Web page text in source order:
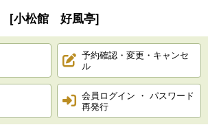
[小松館 好風亭]
予約確認・変更・キャンセ
ル
会員ログイン ・ パスワード
再発行